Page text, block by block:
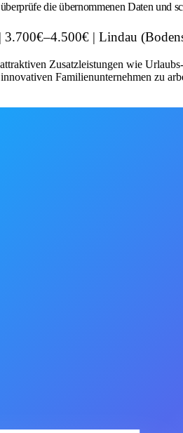
die übernommenen Daten und
| Lindau
Zusatzleistungen wie
Familienunternehmen zu